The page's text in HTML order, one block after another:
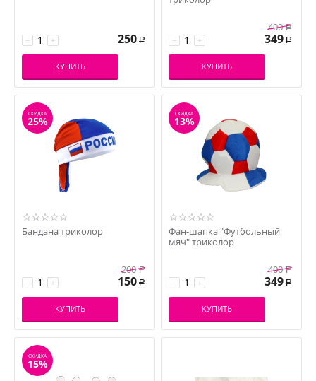
+
− 250 Р
КУПИТЬ
+
−
400 Р
349 Р
КУПИТЬ
СКИДКА
25%
Бандана триколор
+
−
200 Р
150 Р
КУПИТЬ
СКИДКА
13%
Фан-шапка "Футбольный
мяч" триколор
+
−
400 Р
349 Р
КУПИТЬ
СКИДКА
15%